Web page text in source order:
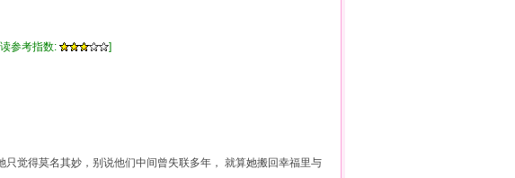
参考指数:
]
觉得莫名其妙，别说他们中间曾失联多年， 就算她搬回幸福里与